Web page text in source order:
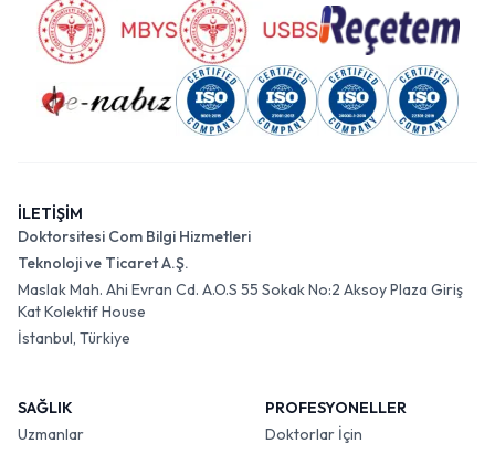
İLETİŞİM
Doktorsitesi Com Bilgi Hizmetleri
Teknoloji ve Ticaret A.Ş.
Maslak Mah. Ahi Evran Cd. A.O.S 55 Sokak No:2 Aksoy Plaza Giriş
Kat Kolektif House
İstanbul, Türkiye
SAĞLIK
Uzmanlar
PROFESYONELLER
Doktorlar İçin